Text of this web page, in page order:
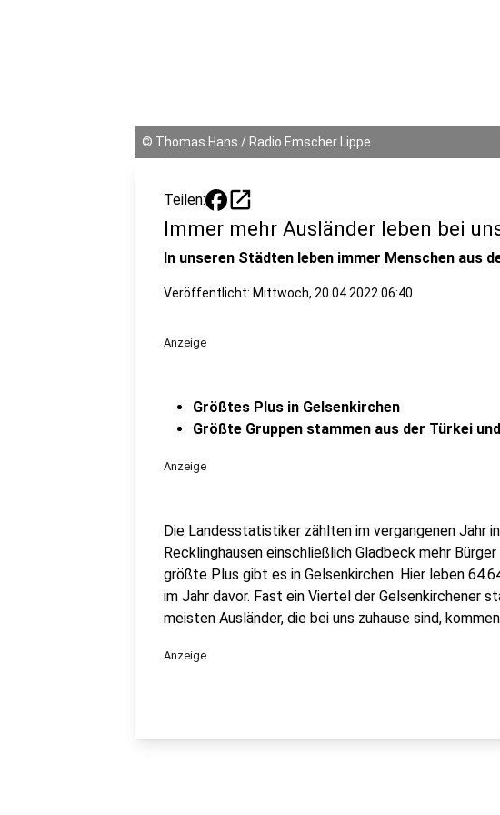
© Thomas Hans / Radio Emscher Lippe
Teilen: open_in_new
Immer mehr Ausländer leben bei
In unseren Städten leben immer Menschen aus
Veröffentlicht: Mittwoch, 20.04.2022 06:40
Anzeige
Größtes Plus in Gelsenkirchen
Größte Gruppen stammen aus der Türkei
Anzeige
Die Landesstatistiker zählten im vergangenen Jahr
Recklinghausen einschließlich Gladbeck mehr
größte Plus gibt es in Gelsenkirchen. Hier leben
im Jahr davor. Fast ein Viertel der Gelsenkirchener
meisten Ausländer, die bei uns zuhause sind,
Anzeige